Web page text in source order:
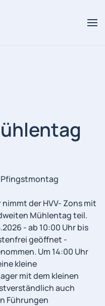
der HVV- Zons mit
Mühlentag teil.
- ab 10:00 Uhr bis
geöffnet -
Um 14:00 Uhr
kleine
mit dem kleinen
auch
Führungen